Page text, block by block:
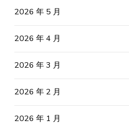
2026 年 5 月
2026 年 4 月
2026 年 3 月
2026 年 2 月
2026 年 1 月